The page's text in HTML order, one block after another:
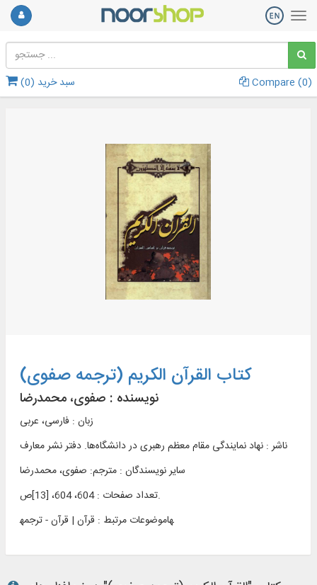
سبد خرید (0
) Compare (0)
کتاب القرآن الکریم (ترجمه صفوی)
نویسنده : صفوی، محمدرضا
زبان : فارسی، عربی
ناشر : نهاد نمایندگی مقام معظم رهبری در دانشگاه‌ها. دفتر نشر معارف
سایر نویسندگان : مترجم: صفوی، محمدرضا
تعداد صفحات : 604، 604، [13]ص.
موضوعات مرتبط :قرآن | قرآن - ترجمه‎ها